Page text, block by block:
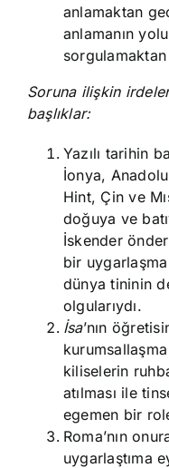
anlamaktan
anlamanın
Soruna ilişkin
başlıklar:
Yazılı tarihin
İonya,
Hint, Çin ve
doğuya ve
İskender
bir uygarlaşma
dünya tininin
olgularıydı.
İsa’nın
kiliselerin
atılması ile
egemen bir
Roma’nın
uygarlaştıma